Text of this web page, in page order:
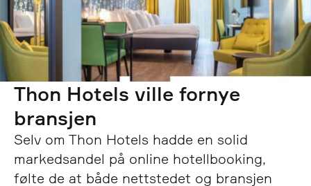
Thon Hotels ville fornye
bransjen
Selv om Thon Hotels hadde en solid
markedsandel på online hotellbooking,
følte de at både nettstedet og bransjen